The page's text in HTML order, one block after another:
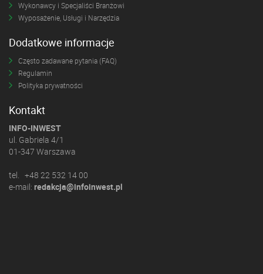
Wykonawcy i Specjaliści Branżowi
Wyposażenie, Usługi i Narzędzia
Dodatkowe informacje
Często zadawane pytania (FAQ)
Regulamin
Polityka prywatności
Kontakt
INFO-INWEST
ul. Gabriela 4/1
01-347 Warszawa
tel. +48 22 532 14 00
e-mail: redakcja@infoinwest.pl